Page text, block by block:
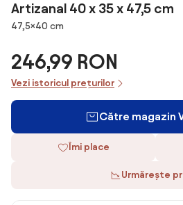
Artizanal 40 x 35 x 47,5 cm
Dimensiuni
47,5×40 cm
246,99 RON
Vezi istoricul prețurilor
Către magazin
Îmi place
Urmărește